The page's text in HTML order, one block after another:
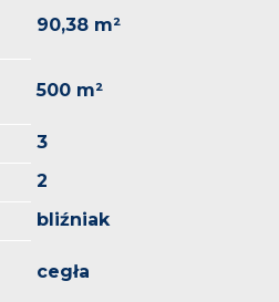
90,38 m²
500 m²
3
2
bliźniak
cegła